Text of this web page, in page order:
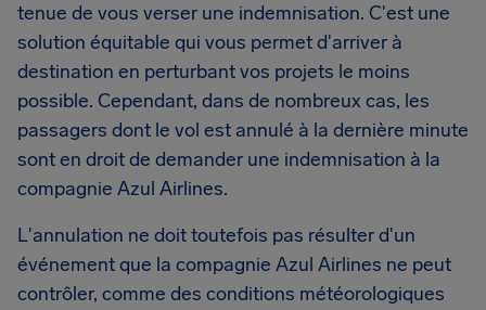
tenue de vous verser une indemnisation. C'est une
solution équitable qui vous permet d'arriver à
destination en perturbant vos projets le moins
possible. Cependant, dans de nombreux cas, les
passagers dont le vol est annulé à la dernière minute
sont en droit de demander une indemnisation à la
compagnie Azul Airlines.
L'annulation ne doit toutefois pas résulter d'un
événement que la compagnie Azul Airlines ne peut
contrôler, comme des conditions météorologiques